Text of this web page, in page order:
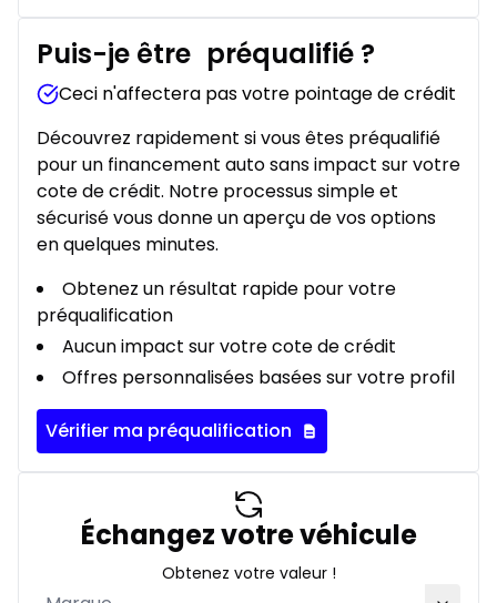
Puis-je être préqualifié ?
Ceci n'affectera pas votre pointage de crédit
Découvrez rapidement si vous êtes préqualifié
pour un financement auto sans impact sur votre
cote de crédit. Notre processus simple et
sécurisé vous donne un aperçu de vos options
en quelques minutes.
Obtenez un résultat rapide pour votre
préqualification
Aucun impact sur votre cote de crédit
Offres personnalisées basées sur votre profil
Vérifier ma préqualification
Échangez votre véhicule
Obtenez votre valeur !